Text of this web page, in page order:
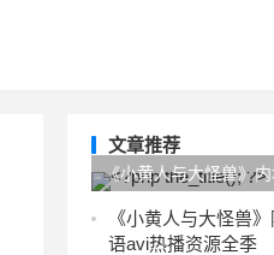
文章推荐
《小黄人与大怪兽》
亿，《玩具总动员5
《小黄人与大怪兽
语avi热播资源全季